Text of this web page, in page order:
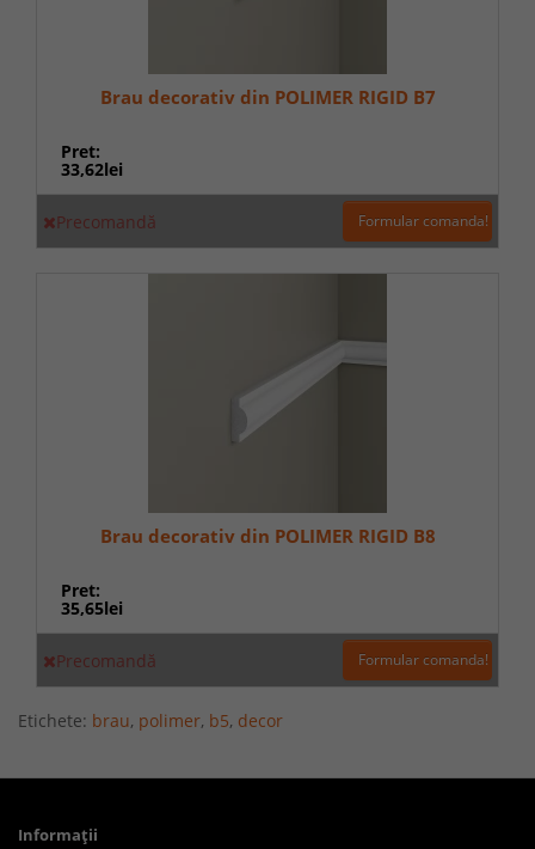
Brau decorativ din POLIMER RIGID B7
Pret:
33,62lei
Precomandă Formular comanda!
Brau decorativ din POLIMER RIGID B8
Pret:
35,65lei
Precomandă Formular comanda!
Etichete: brau, polimer, b5, decor
Informaţii